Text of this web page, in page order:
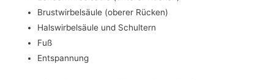
Brustwirbelsäule (oberer Rücken)
Halswirbelsäule und Schultern
Fuß
Entspannung